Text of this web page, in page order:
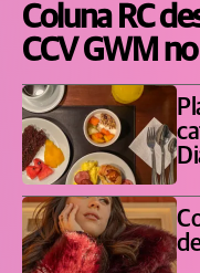
Coluna RC
CCV GWM